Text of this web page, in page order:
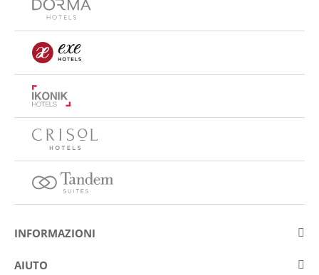
INFORMAZIONI
Su Eurostars Hotel Company
AIUTO